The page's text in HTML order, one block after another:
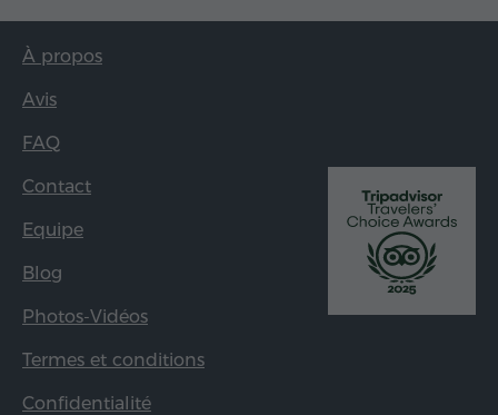
À propos
Avis
FAQ
Contact
Equipe
Blog
Photos-Vidéos
Termes et conditions
Confidentialité